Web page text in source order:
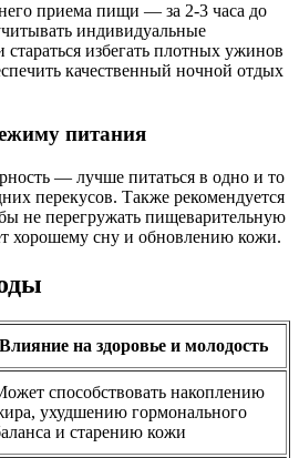
приема пищи — за 2-3 часа до
индивидуальные
стараться избегать плотных ужинов
качественный ночной отдых
питания
— лучше питаться в одно и то
перекусов. Также рекомендуется
не перегружать пищеварительную
хорошему сну и обновлению кожи.
Влияние на здоровье и молодость
способствовать накоплению
ухудшению гормонального
и старению кожи